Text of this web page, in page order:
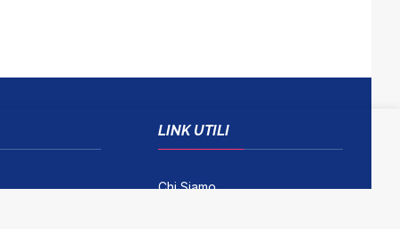
LINK UTILI
Chi Siamo